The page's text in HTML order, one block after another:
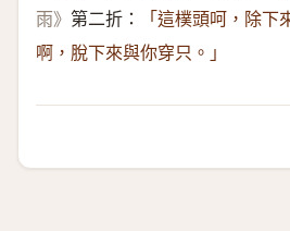
雨》 第二折：
「這樸頭呵，除下
啊，脫下來與你穿只。」